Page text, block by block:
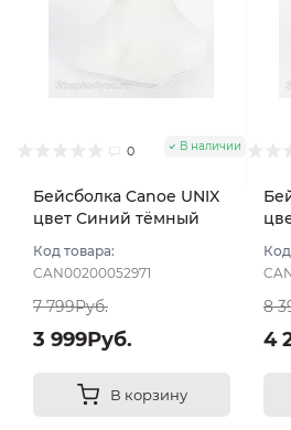
0 В наличии
Бейсболка Canoe UNIX
цвет Синий тёмный
Код товара:
CAN00200052971
7 799Руб.
3 999Руб.
В корзину
8
4